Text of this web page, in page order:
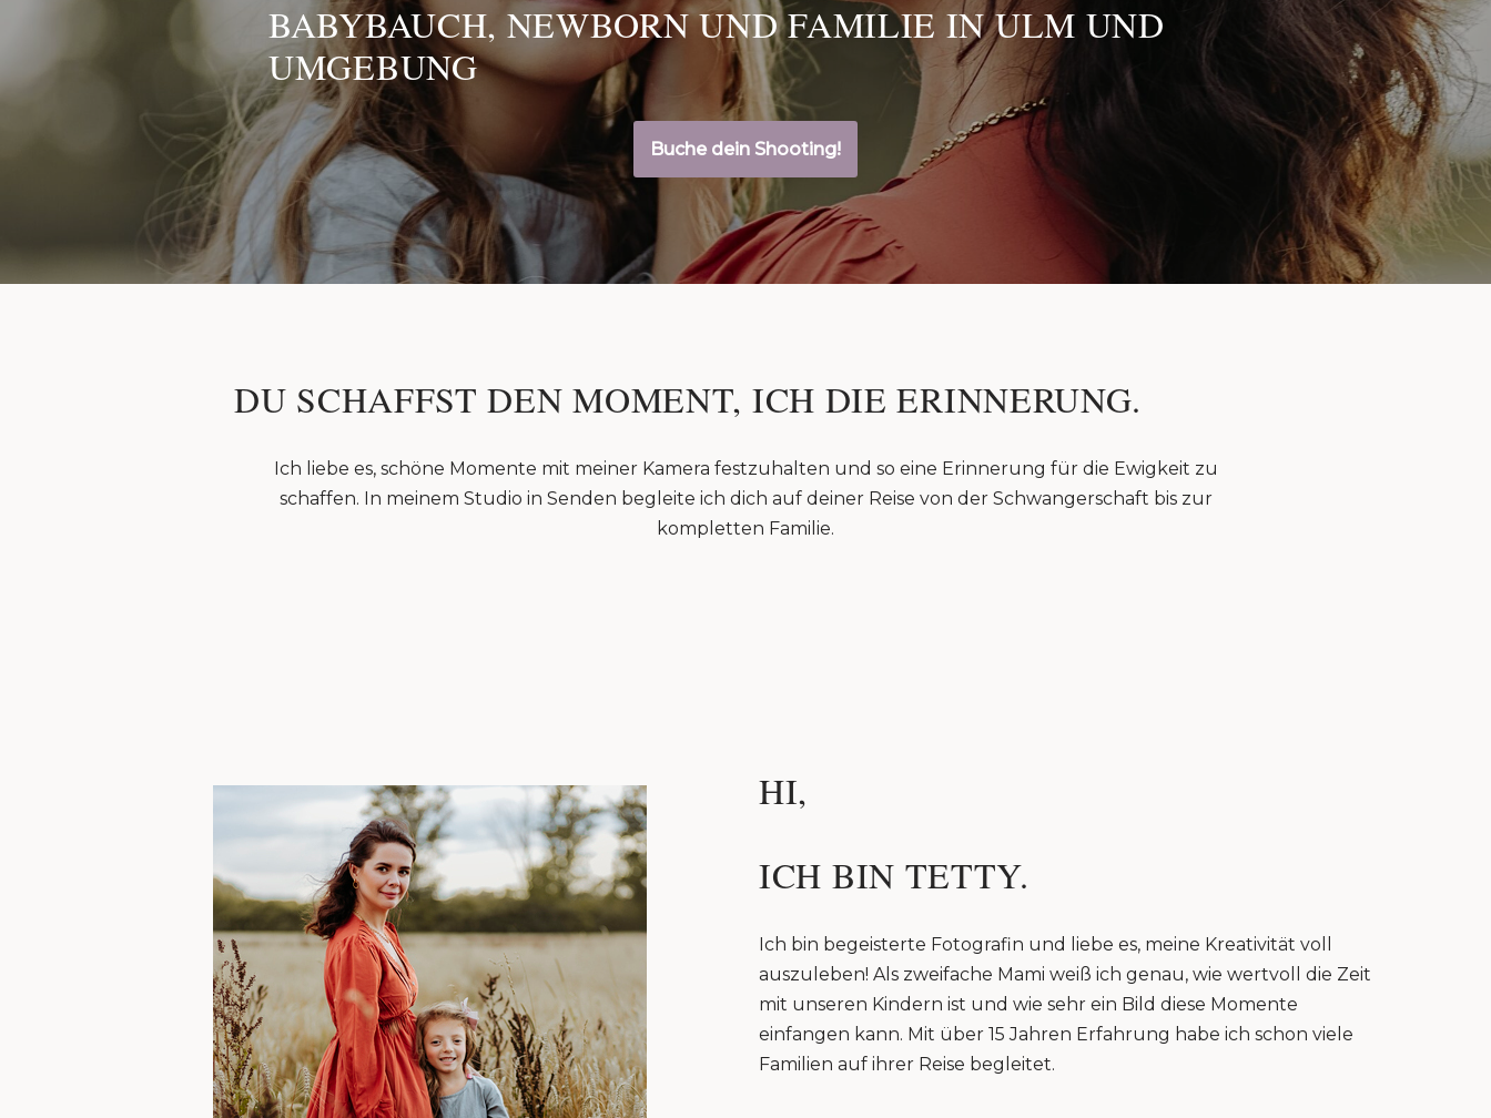
BABYBAUCH, NEWBORN UND FAMILIE IN ULM UND
UMGEBUNG
Buche dein Shooting!
DU SCHAFFST DEN MOMENT, ICH DIE ERINNERUNG.
Ich liebe es, schöne Momente mit meiner Kamera festzuhalten und so eine Erinnerung für die Ewigkeit zu
schaffen. In meinem Studio in Senden begleite ich dich auf deiner Reise von der Schwangerschaft bis zur
kompletten Familie.
HI,
ICH BIN TETTY.
Ich bin begeisterte Fotografin und liebe es, meine Kreativität voll
auszuleben! Als zweifache Mami weiß ich genau, wie wertvoll die Zeit
mit unseren Kindern ist und wie sehr ein Bild diese Momente
einfangen kann. Mit über 15 Jahren Erfahrung habe ich schon viele
Familien auf ihrer Reise begleitet.